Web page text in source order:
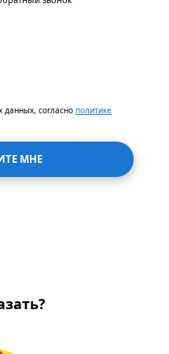
данных, согласно политике
МНЕ